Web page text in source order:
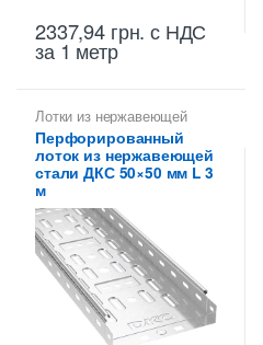
2337,94 грн. с НДС
за 1 метр
Лотки из нержавеющей
стали Лотки металлические
высотой 50 мм
Перфорированный
лоток из нержавеющей
стали ДКС 50×50 мм L 3
м